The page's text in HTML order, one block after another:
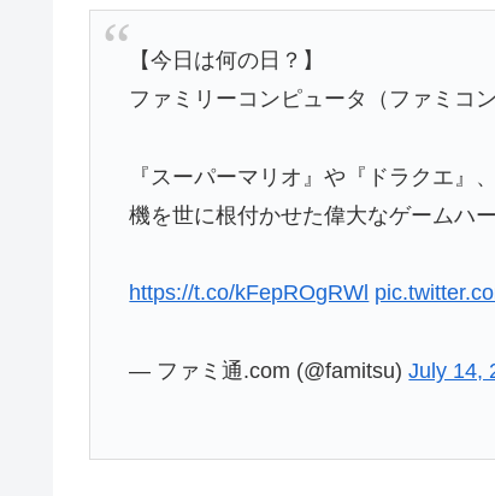
【今日は何の日？】
ファミリーコンピュータ（ファミコ
『スーパーマリオ』や『ドラクエ』
機を世に根付かせた偉大なゲームハ
https://t.co/kFepROgRWl
— ファミ通.com (@famitsu)July 14,